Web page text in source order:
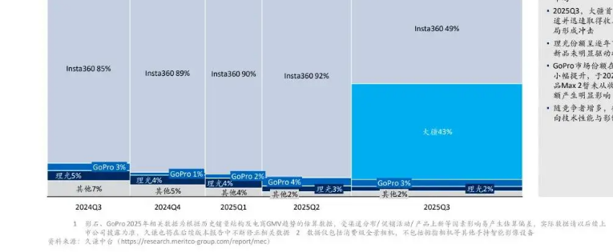
小米涨价！K90跳上3099，小米17标准版逼近4800
复古玩家狂喜：Anbernic第三次复刻GBA SP，情怀拉满
AirTag 新版到底香不香？一篇帮你避坑+种草
苹果三星偷偷在用的“无感切换”，索尼Bose却学不会？一文讲透